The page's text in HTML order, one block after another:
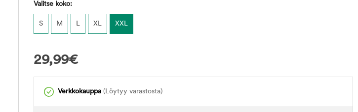
Valitse koko:
S M L XL XXL
29,99€
Verkkokauppa (Löytyy varastosta)